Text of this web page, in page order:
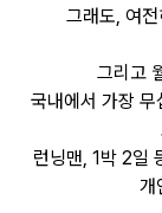
그래도, 여
그리고
국내에서 가장
런닝맨, 1박 2일
개